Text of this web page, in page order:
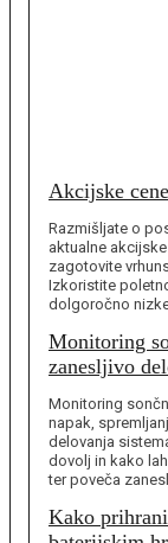
Akcijske
Razmišljate o
aktualne
zagotovite
Izkoristite
dolgoročno
Monitoring
zanesljivo
Monitoring
napak,
delovanja
dovolj in kako
ter poveča
Kako